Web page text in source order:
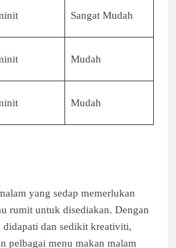
Sangat Mudah
Mudah
Mudah
yang sedap memerlukan
rumit untuk disediakan. Dengan
didapati dan sedikit kreativiti,
pelbagai menu makan malam